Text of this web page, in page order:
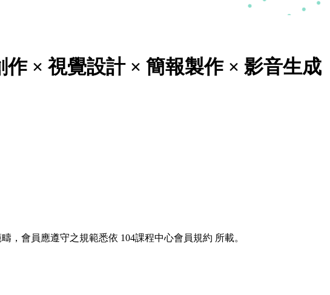
× 視覺設計 × 簡報製作 × 影音生成
，會員應遵守之規範悉依 104課程中心會員規約 所載。